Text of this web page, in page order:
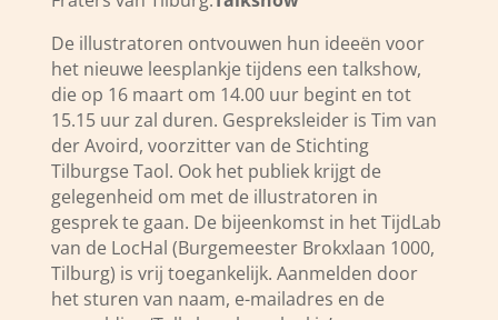
De illustratoren ontvouwen hun ideeën voor
het nieuwe leesplankje tijdens een talkshow,
die op 16 maart om 14.00 uur begint en tot
15.15 uur zal duren. Gespreksleider is Tim van
der Avoird, voorzitter van de Stichting
Tilburgse Taol. Ook het publiek krijgt de
gelegenheid om met de illustratoren in
gesprek te gaan. De bijeenkomst in het TijdLab
van de LocHal (Burgemeester Brokxlaan 1000,
Tilburg) is vrij toegankelijk. Aanmelden door
het sturen van naam, e-mailadres en de